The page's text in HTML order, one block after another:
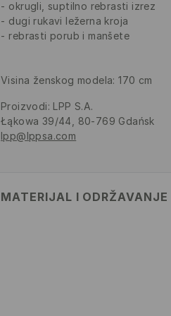
okrugli, suptilno rebrasti izrez
dugi rukavi ležerna kroja
rebrasti porub i manšete
Visina ženskog modela: 170 cm
Proizvodi: LPP S.A.
Łąkowa 39/44, 80-769 Gdańsk
lpp@lppsa.com
MATERIJAL I ODRŽAVANJE